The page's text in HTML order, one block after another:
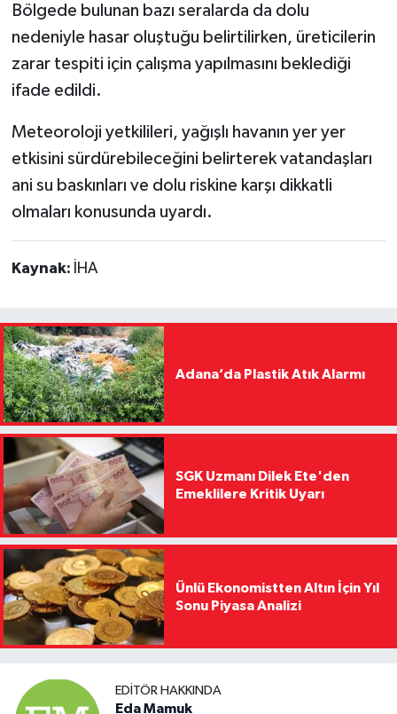
Bölgede bulunan bazı seralarda da dolu
nedeniyle hasar oluştuğu belirtilirken, üreticilerin
zarar tespiti için çalışma yapılmasını beklediği
ifade edildi.
Meteoroloji yetkilileri, yağışlı havanın yer yer
etkisini sürdürebileceğini belirterek vatandaşları
ani su baskınları ve dolu riskine karşı dikkatli
olmaları konusunda uyardı.
Kaynak: İHA
Adana’da Plastik Atık Alarmı
SGK Uzmanı Dilek Ete'den
Emeklilere Kritik Uyarı
Ünlü Ekonomistten Altın İçin Yıl
Sonu Piyasa Analizi
EDITÖR HAKKINDA
Eda Mamuk